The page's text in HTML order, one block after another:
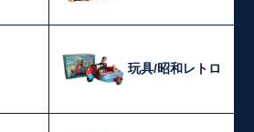
玩具/昭和レトロ